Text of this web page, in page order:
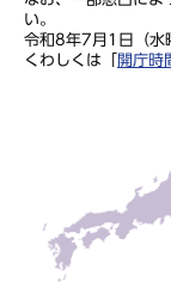
い。
令和8年7月1日（水
くわしくは「
開庁時